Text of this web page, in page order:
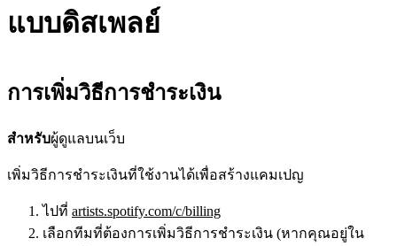
แบบดิสเพลย์
การเพิ่มวิธีการชำระเงิน
สำหรับผู้ดูแลบนเว็บ
เพิ่มวิธีการชำระเงินที่ใช้งานได้เพื่อสร้างแคมเปญ
ไปที่ artists.spotify.com/c/billing
เลือกทีมที่ต้องการเพิ่มวิธีการชำระเงิน (หากคุณอยู่ใน